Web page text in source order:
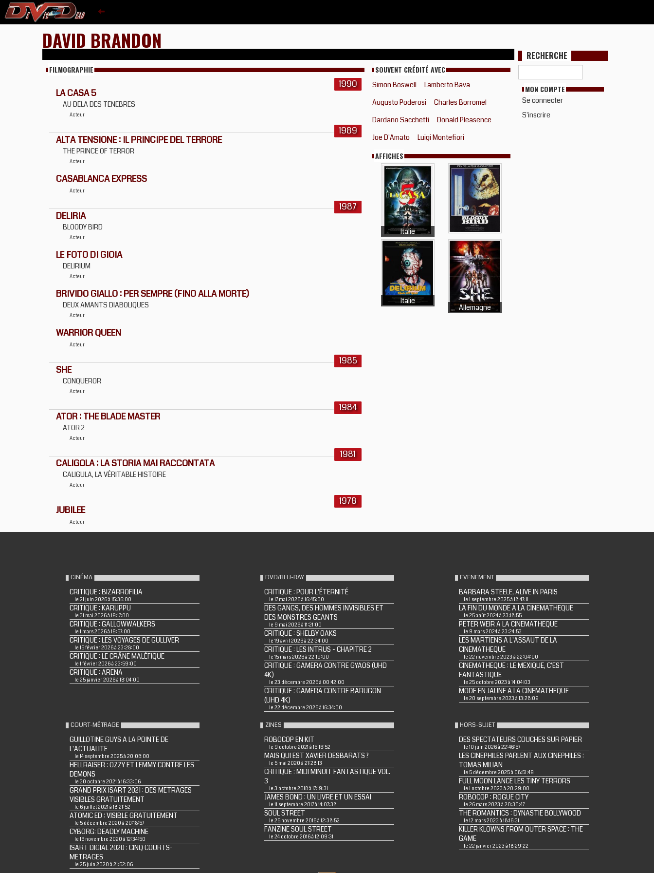
DAVID BRANDON
FILMOGRAPHIE
1990
LA CASA 5
AU DELA DES TENEBRES
Acteur
1989
ALTA TENSIONE : IL PRINCIPE DEL TERRORE
THE PRINCE OF TERROR
Acteur
CASABLANCA EXPRESS
Acteur
1987
DELIRIA
BLOODY BIRD
Acteur
LE FOTO DI GIOIA
DELIRIUM
Acteur
BRIVIDO GIALLO : PER SEMPRE (FINO ALLA MORTE)
DEUX AMANTS DIABOLIQUES
Acteur
WARRIOR QUEEN
Acteur
1985
SHE
CONQUEROR
Acteur
1984
ATOR : THE BLADE MASTER
ATOR 2
Acteur
1981
CALIGOLA : LA STORIA MAI RACCONTATA
CALIGULA, LA VÉRITABLE HISTOIRE
Acteur
1978
JUBILEE
Acteur
SOUVENT CRÉDITÉ AVEC
Simon Boswell
Lamberto Bava
Augusto Poderosi
Charles Borromel
Dardano Sacchetti
Donald Pleasence
Joe D'Amato
Luigi Montefiori
AFFICHES
Italie
Italie
Allemagne
RECHERCHE
MON COMPTE
Se connecter
S'inscrire
CINÉMA
CRITIQUE : BIZARROFILIA
le 21 juin 2026 à 15:36:00
CRITIQUE : KARUPPU
le 31 mai 2026 à 19:17:00
CRITIQUE : GALLOWWALKERS
le 1 mars 2026 à 19:57:00
CRITIQUE : LES VOYAGES DE GULLIVER
le 15 février 2026 à 23:28:00
CRITIQUE : LE CRÂNE MALÉFIQUE
le 1 février 2026 à 23:59:00
CRITIQUE : ARENA
le 25 janvier 2026 à 18:04:00
DVD/BLU-RAY
CRITIQUE : POUR L'ÉTERNITÉ
le 17 mai 2026 à 16:45:00
DES GANGS, DES HOMMES INVISIBLES ET
DES MONSTRES GEANTS
le 9 mai 2026 à 11:21:00
CRITIQUE : SHELBY OAKS
le 19 avril 2026 à 22:34:00
CRITIQUE : LES INTRUS - CHAPITRE 2
le 15 mars 2026 à 22:19:00
CRITIQUE : GAMERA CONTRE GYAOS (UHD
4K)
le 23 décembre 2025 à 00:42:00
CRITIQUE : GAMERA CONTRE BARUGON
(UHD 4K)
le 22 décembre 2025 à 16:34:00
EVENEMENT
BARBARA STEELE, ALIVE IN PARIS
le 1 septembre 2025 à 18:47:11
LA FIN DU MONDE A LA CINEMATHEQUE
le 25 août 2024 à 23:18:55
PETER WEIR A LA CINEMATHEQUE
le 9 mars 2024 à 23:24:53
LES MARTIENS A L'ASSAUT DE LA
CINEMATHEQUE
le 22 novembre 2023 à 22:04:00
CINEMATHEQUE : LE MEXIQUE, C'EST
FANTASTIQUE
le 25 octobre 2023 à 14:04:03
MODE EN JAUNE A LA CINEMATHEQUE
le 20 septembre 2023 à 13:28:09
COURT-MÉTRAGE
GUILLOTINE GUYS A LA POINTE DE
L'ACTUALITE
le 14 septembre 2025 à 20:08:00
HELLRAISER : OZZY ET LEMMY CONTRE LES
DEMONS
le 30 octobre 2021 à 16:33:06
GRAND PRIX ISART 2021 : DES METRAGES
VISIBLES GRATUITEMENT
le 6 juillet 2021 à 18:21:52
ATOMIC ED : VISIBLE GRATUITEMENT
le 5 décembre 2020 à 20:18:57
CYBORG: DEADLY MACHINE
le 16 novembre 2020 à 12:34:50
ISART DIGIAL 2020 : CINQ COURTS-
METRAGES
le 25 juin 2020 à 21:52:06
ZINES
ROBOCOP EN KIT
le 9 octobre 2021 à 15:16:52
MAIS QUI EST XAVIER DESBARATS ?
le 5 mai 2020 à 21:28:13
CRITIQUE : MIDI MINUIT FANTASTIQUE VOL.
3
le 3 octobre 2018 à 17:19:31
JAMES BOND : UN LIVRE ET UN ESSAI
le 11 septembre 2017 à 14:07:38
SOUL STREET
le 25 novembre 2016 à 12:38:52
FANZINE SOUL STREET
le 24 octobre 2016 à 12:09:31
HORS-SUJET
DES SPECTATEURS COUCHES SUR PAPIER
le 10 juin 2026 à 22:46:57
LES CINEPHILES PARLENT AUX CINEPHILES :
TOMAS MILIAN
le 5 décembre 2025 à 08:51:49
FULL MOON LANCE LES TINY TERRORS
le 1 octobre 2023 à 20:29:00
ROBOCOP : ROGUE CITY
le 26 mars 2023 à 20:30:47
THE ROMANTICS : DYNASTIE BOLLYWOOD
le 12 mars 2023 à 18:16:31
KILLER KLOWNS FROM OUTER SPACE : THE
GAME
le 22 janvier 2023 à 18:29:22